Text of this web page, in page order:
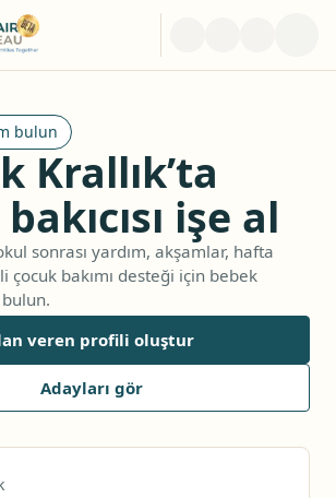
bulun
Krallık’ta
işe al
sonrası yardım, akşamlar, hafta
çocuk bakımı desteği için bebek
bulun.
veren profili oluştur
Adayları gör